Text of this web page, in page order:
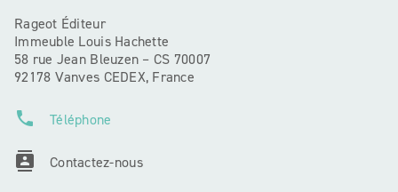
Rageot Éditeur
Immeuble Louis Hachette
58 rue Jean Bleuzen – CS 70007
92178 Vanves CEDEX, France
phone Téléphone
contacts Contactez-nous